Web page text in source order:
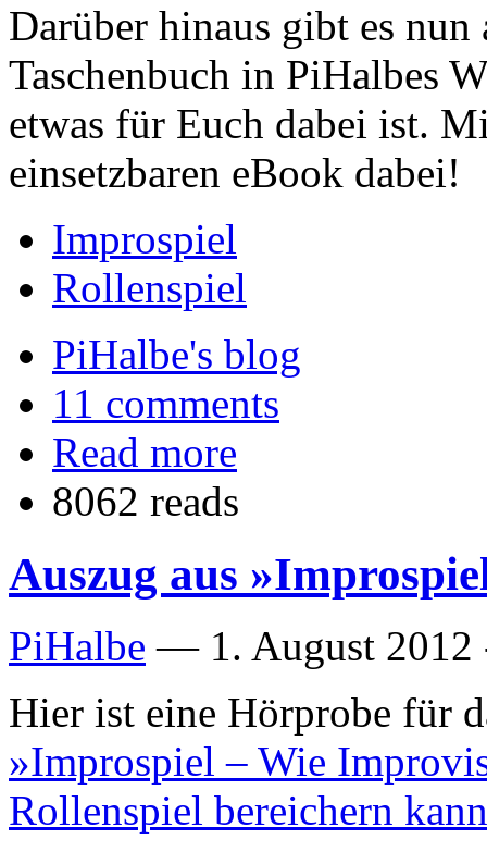
Darüber hinaus gibt es nun
Taschenbuch in PiHalbes
etwas für Euch dabei ist.
einsetzbaren eBook dabei!
Improspiel
Rollenspiel
PiHalbe's blog
11 comments
Read more
8062 reads
Auszug aus
PiHalbe — 1. August 2012
Hier ist eine Hörprobe für
»Improspiel – Wie
Rollenspiel bereichern